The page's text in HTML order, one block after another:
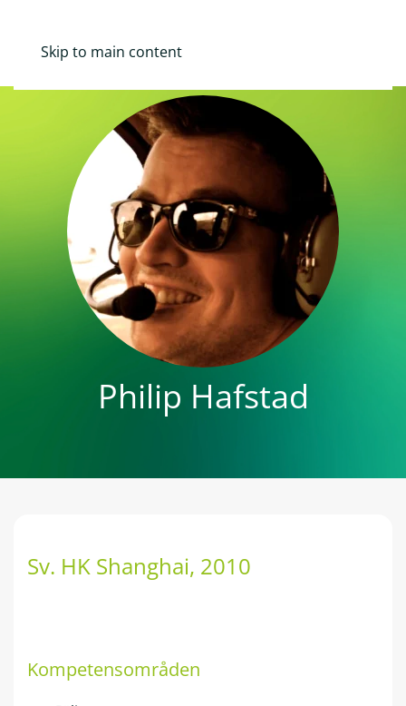
Skip to main content
Philip Hafstad
Sv. HK Shanghai, 2010
Kompetensområden